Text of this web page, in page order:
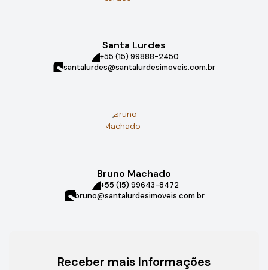
Santa Lurdes
+55 (15) 99888-2450
santalurdes@santalurdesimoveis.com.br
Bruno Machado
+55 (15) 99643-8472
bruno@santalurdesimoveis.com.br
Receber mais Informações